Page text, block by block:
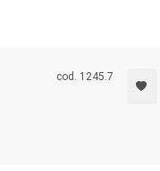
cod. 1245.7